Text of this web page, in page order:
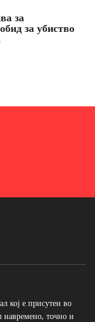
за
за убиство
кој е присутен во
навремено, точно и